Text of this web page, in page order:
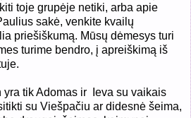
toje grupėje netiki, arba apie
sakė, venkite kvailų
priešiškumą. Mūsų dėmesys turi
turime bendro, į apreiškimą iš
yra tik Adomas ir
Ieva su vaikais
su Viešpačiu ar didesnė šeima,